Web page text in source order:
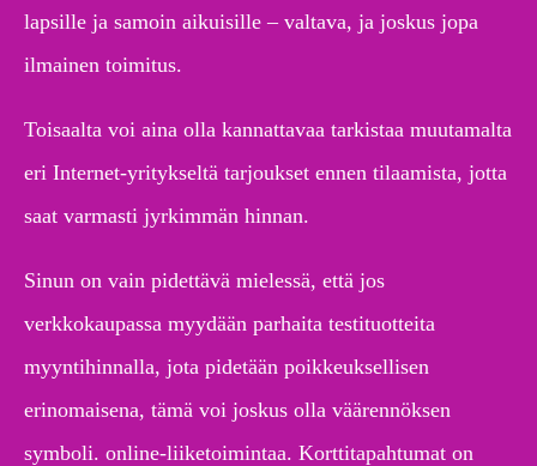
lapsille ja samoin aikuisille – valtava, ja joskus jopa
ilmainen toimitus.
Toisaalta voi aina olla kannattavaa tarkistaa muutamalta
eri Internet-yritykseltä tarjoukset ennen tilaamista, jotta
saat varmasti jyrkimmän hinnan.
Sinun on vain pidettävä mielessä, että jos
verkkokaupassa myydään parhaita testituotteita
myyntihinnalla, jota pidetään poikkeuksellisen
erinomaisena, tämä voi joskus olla väärennöksen
symboli. online-liiketoimintaa. Korttitapahtumat on